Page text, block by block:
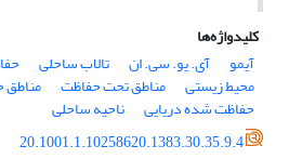
کلیدواژه‌ها
آیمو
آی. یو. سی. ان تالاب ساحلی
محیط زیستی مناطق تحت حفاظت
حفاظت شده دریایی
ناحیه ساحلی
20.1001.1.10258620.1383.30.35.9.4